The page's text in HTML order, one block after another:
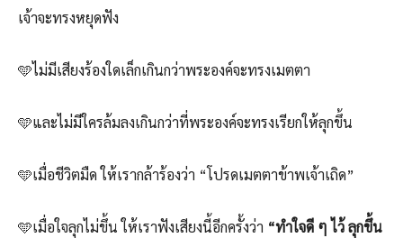
เจ้าจะทรงหยุดฟัง
🩵ไม่มีเสียงร้องใดเล็กเกินกว่าพระองค์จะทรงเมตตา
🩵และไม่มีใครล้มลงเกินกว่าที่พระองค์จะทรงเรียกให้ลุกขึ้น
🩵เมื่อชีวิตมืด ให้เรากล้าร้องว่า “โปรดเมตตาข้าพเจ้าเถิด”
🩵เมื่อใจลุกไม่ขึ้น ให้เราฟังเสียงนี้อีกครั้งว่า “ทำใจดี ๆ ไว้ ลุกขึ้น